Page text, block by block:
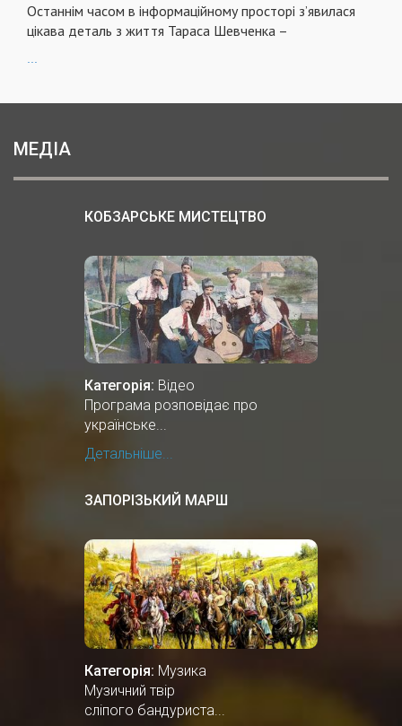
Останнім часом в інформаційному просторі з’явилася
цікава деталь з життя Тараса Шевченка –
МЕДІА
КОБЗАРСЬКЕ МИСТЕЦТВО
Категорія: Відео
Програма розповідає про
українське...
Детальніше...
ЗАПОРІЗЬКИЙ МАРШ
Категорія: Музика
Музичний твір
сліпого бандуриста...